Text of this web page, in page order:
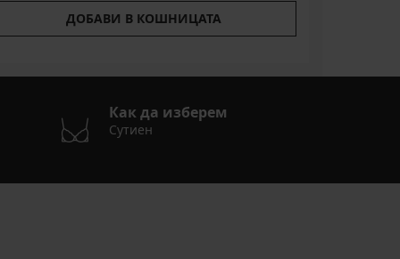
ДОБАВИ В КОШНИЦАТА
Как да изберем
Сутиен